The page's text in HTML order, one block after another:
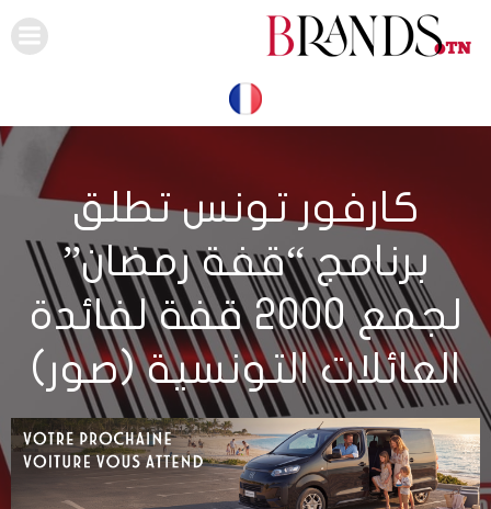
كارفور تونس تطلق
برنامج “قفة رمضان”
لجمع 2000 قفة لفائدة
العائلات التونسية (صور)